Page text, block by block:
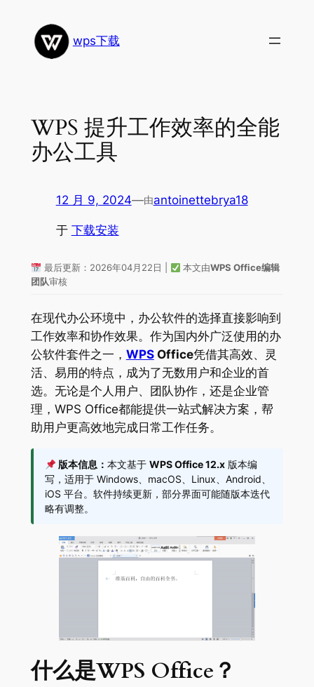
wps下载
WPS 提升工作效率的全能
办公工具
12 月 9, 2024—由antoinettebrya18
于 下载安装
最后更新：2026年04月22日 | 本文由WPS Office编辑
团队审核
在现代办公环境中，办公软件的选择直接影响到
工作效率和协作效果。作为国内外广泛使用的办
公软件套件之一， WPSOffice凭借其高效、灵
活、易用的特点，成为了无数用户和企业的首
选。无论是个人用户、团队协作，还是企业管
理，WPS Office都能提供一站式解决方案，帮
助用户更高效地完成日常工作任务。
版本信息： 本文基于 WPS Office 12.x版本编
写，适用于 Windows、macOS、Linux、Android、
iOS 平台。软件持续更新，部分界面可能随版本迭代
略有调整。
什么是WPS Office？